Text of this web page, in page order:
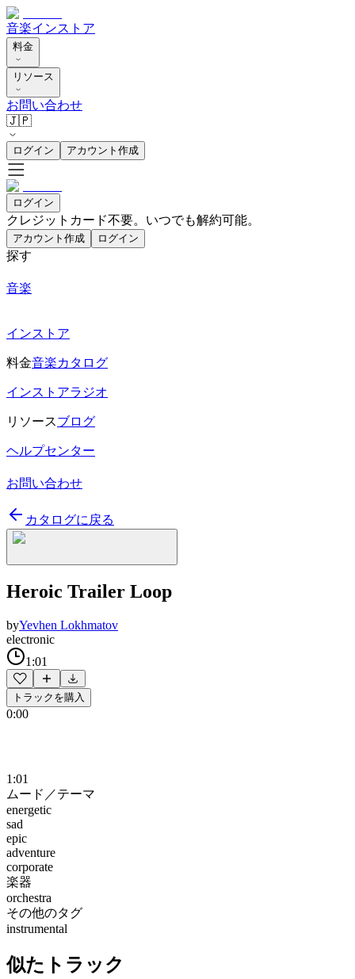
音楽インストア
料金
リソース
お問い合わせ
🇯🇵
ログイン アカウント作成
ログイン
クレジットカード不要。いつでも解約可能。
アカウント作成 ログイン
探す
音楽
インストア
料金音楽カタログ
インストアラジオ
リソースブログ
ヘルプセンター
お問い合わせ
カタログに戻る
Heroic Trailer Loop
byYevhen Lokhmatov
electronic
1:01
トラックを購入
0:00
1:01
ムード／テーマ
energetic
sad
epic
adventure
corporate
楽器
orchestra
その他のタグ
instrumental
似たトラック